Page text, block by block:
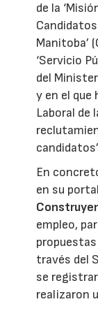
de la
Manitoba’
‘Servicio
del
y en el que
Laboral de
En
en su
empleo,
través del
se
realizaron